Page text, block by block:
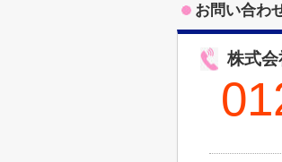
お問い合わ
株式